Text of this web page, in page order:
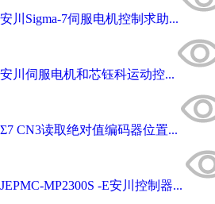
安川Sigma-7伺服电机控制求助...
安川伺服电机和芯钰科运动控...
Σ7 CN3读取绝对值编码器位置...
JEPMC-MP2300S -E安川控制器...